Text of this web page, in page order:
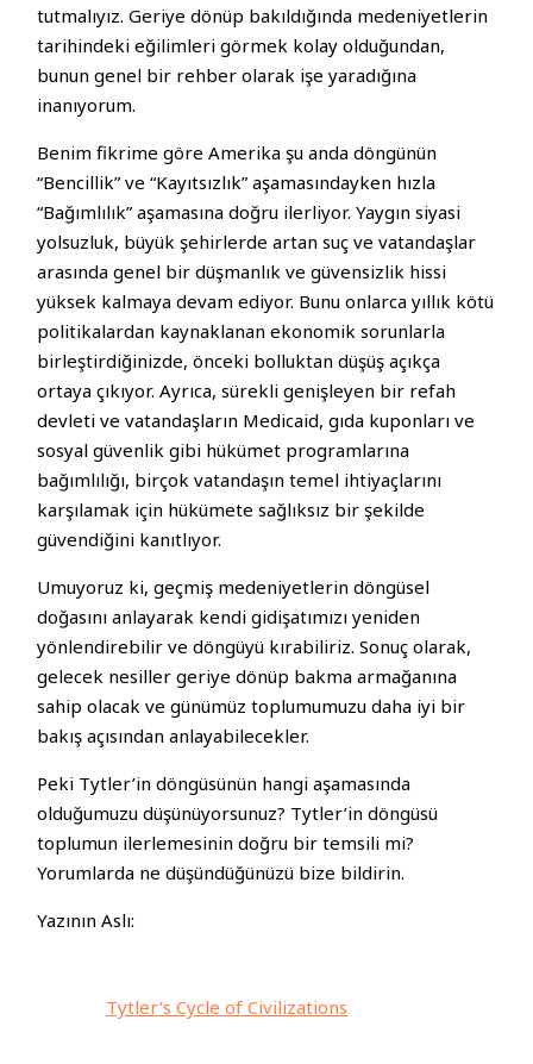
tutmalıyız. Geriye dönüp bakıldığında medeniyetlerin
tarihindeki eğilimleri görmek kolay olduğundan,
bunun genel bir rehber olarak işe yaradığına
inanıyorum.
Benim fikrime göre Amerika şu anda döngünün
“Bencillik” ve “Kayıtsızlık” aşamasındayken hızla
“Bağımlılık” aşamasına doğru ilerliyor. Yaygın siyasi
yolsuzluk, büyük şehirlerde artan suç ve vatandaşlar
arasında genel bir düşmanlık ve güvensizlik hissi
yüksek kalmaya devam ediyor. Bunu onlarca yıllık kötü
politikalardan kaynaklanan ekonomik sorunlarla
birleştirdiğinizde, önceki bolluktan düşüş açıkça
ortaya çıkıyor. Ayrıca, sürekli genişleyen bir refah
devleti ve vatandaşların Medicaid, gıda kuponları ve
sosyal güvenlik gibi hükümet programlarına
bağımlılığı, birçok vatandaşın temel ihtiyaçlarını
karşılamak için hükümete sağlıksız bir şekilde
güvendiğini kanıtlıyor.
Umuyoruz ki, geçmiş medeniyetlerin döngüsel
doğasını anlayarak kendi gidişatımızı yeniden
yönlendirebilir ve döngüyü kırabiliriz. Sonuç olarak,
gelecek nesiller geriye dönüp bakma armağanına
sahip olacak ve günümüz toplumumuzu daha iyi bir
bakış açısından anlayabilecekler.
Peki Tytler’in döngüsünün hangi aşamasında
olduğumuzu düşünüyorsunuz? Tytler’in döngüsü
toplumun ilerlemesinin doğru bir temsili mi?
Yorumlarda ne düşündüğünüzü bize bildirin.
Yazının Aslı:
Tytler’s Cycle of Civilizations